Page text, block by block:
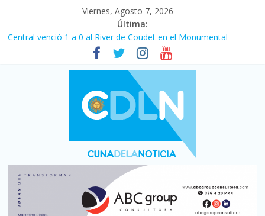
Viernes, Agosto 7, 2026
Última:
Central venció 1 a 0 al River de Coudet en el Monumental
La morosidad alcanzó su nivel más alto en dos décadas y ya
afecta a 400 mil deudores en Santa Fe
Desde que asumió Milei cerraron 41.000 kioscos: el sector
denuncia crisis como en 2001
Vacaciones de invierno con más movimiento y consumo
turístico: 4,6 millones de personas viajaron por el país, un 5,9%
Fuerte caída de la venta de autos usados en julio: bajó un 12,6%